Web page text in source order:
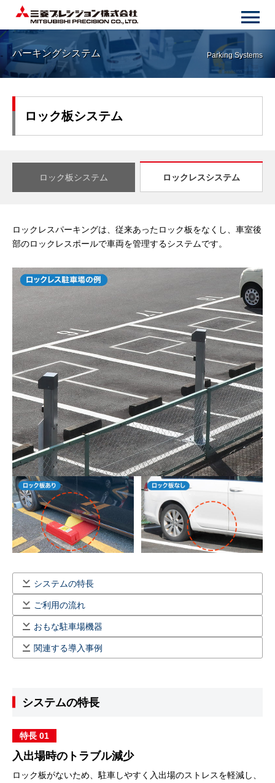
パーキングシステム Parking Systems
ロック板システム
ロック板システム ロックレスシステム
ロックレスパーキングは、従来あったロック板をなくし、車室後
部のロックレスポールで車両を管理するシステムです。
システムの特長
ご利用の流れ
おもな駐車場機器
関連する導入事例
システムの特長
特長 01
入出場時のトラブル減少
ロック板がないため、駐車しやすく入出場のストレスを軽減し、